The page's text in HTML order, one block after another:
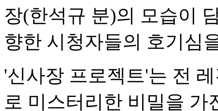
장(한석규 분)의 모습이
향한 시청자들의 호기심
'신사장 프로젝트'는 전
로 미스터리한 비밀을 가